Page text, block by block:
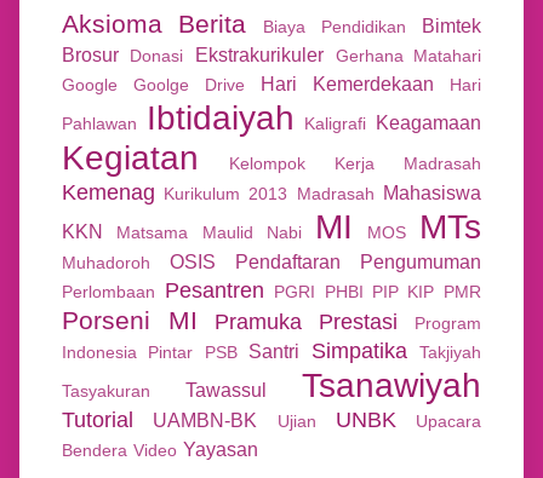
Aksioma Berita Biaya Pendidikan
Bimtek
Brosur
Donasi Ekstrakurikuler
Gerhana Matahari
Google
Goolge Drive Hari Kemerdekaan
Hari
Pahlawan
Ibtidaiyah Kaligrafi Keagamaan
Kegiatan Kelompok Kerja Madrasah
Kemenag Kurikulum 2013 Madrasah
Mahasiswa
KKN
Matsama Maulid Nabi MI MOS MTs
Muhadoroh OSIS Pendaftaran Pengumuman
Perlombaan Pesantren PGRI PHBI PIP KIP PMR
Porseni MI Pramuka Prestasi
Program
Indonesia Pintar
PSB Santri Simpatika
Takjiyah
Tasyakuran
Tawassul Tsanawiyah
Tutorial UAMBN-BK Ujian UNBK
Upacara
Bendera Video Yayasan